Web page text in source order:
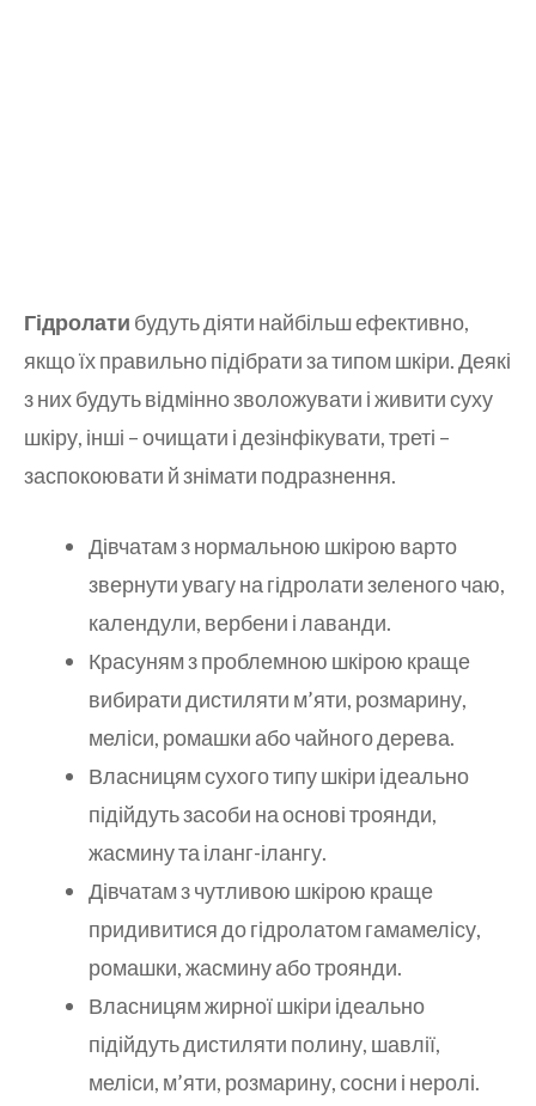
Гідролати будуть діяти найбільш ефективно,
якщо їх правильно підібрати за типом шкіри. Деякі
з них будуть відмінно зволожувати і живити суху
шкіру, інші – очищати і дезінфікувати, треті –
заспокоювати й знімати подразнення.
Дівчатам з нормальною шкірою варто
звернути увагу на гідролати зеленого чаю,
календули, вербени і лаванди.
Красуням з проблемною шкірою краще
вибирати дистиляти м’яти, розмарину,
меліси, ромашки або чайного дерева.
Власницям сухого типу шкіри ідеально
підійдуть засоби на основі троянди,
жасмину та іланг-ілангу.
Дівчатам з чутливою шкірою краще
придивитися до гідролатом гамамелісу,
ромашки, жасмину або троянди.
Власницям жирної шкіри ідеально
підійдуть дистиляти полину, шавлії,
меліси, м’яти, розмарину, сосни і неролі.